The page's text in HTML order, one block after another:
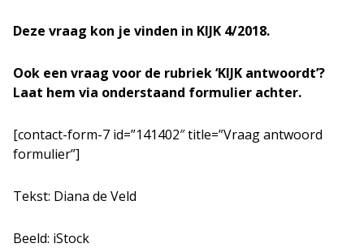
Deze vraag kon je vinden in KIJK 4/2018.
Ook een vraag voor de rubriek ‘KIJK antwoordt’?
Laat hem via onderstaand formulier achter.
[contact-form-7 id=”141402″ title=”Vraag antwoord
formulier”]
Tekst: Diana de Veld
Beeld: iStock